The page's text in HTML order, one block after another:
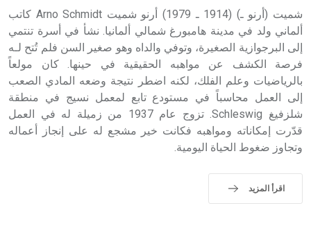
شميت (أرنو ـ) (1914 ـ 1979) أرنو شميت Arno Schmidt كاتب
ألماني ولد في مدينة هامبورغ شمالي ألمانيا. نشأ في أسرة تنتمي
إلى البرجوازية الصغيرة، وتوفي والداه وهو صغير السن فلم تُتح لـه
فرصة الكشف عن مواهبه الحقيقية في حينها. كان مولعاً
بالرياضيات وعلم الفلك، لكنه اضطر نتيجة وضعه المادي الصعب
إلى العمل محاسباً في مستودع تابع لمعمل نسيج في منطقة
شلزفيغ Schleswig. تزوج عام 1937 من زميلة له في العمل
قدّرت إمكاناته ومواهبه فكانت خير مشجع له على إنجاز أعماله
وتجاوز ضغوط الحياة اليومية.
اقرأ المزيد